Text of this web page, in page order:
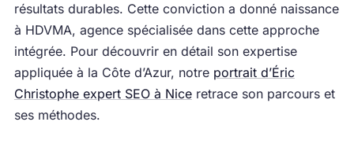
résultats durables. Cette conviction a donné naissance
à HDVMA, agence spécialisée dans cette approche
intégrée. Pour découvrir en détail son expertise
appliquée à la Côte d’Azur, notre portrait d’Éric
Christophe expert SEO à Niceretrace son parcours et
ses méthodes.